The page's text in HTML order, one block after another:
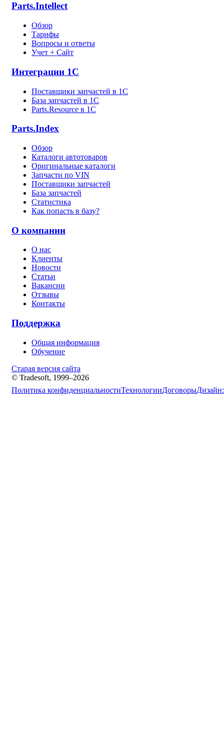
Parts.Intellect
Обзор
Тарифы
Вопросы и ответы
Учет + Сайт
Интеграции 1С
Поставщики запчастей в 1C
База запчастей в 1С
Parts.Resource в 1C
Parts.Index
Обзор
Каталоги автотоваров
Оригинальные каталоги
Запчасти по VIN
Поставщики запчастей
База запчастей
Статистика
Как попасть в базу?
О компании
О нас
Клиенты
Новости
Статьи
Вакансии
Отзывы
Контакты
Поддержка
Общая информация
Обучение
Старая версия сайта
© Tradesoft, 1999–2026
Политика конфиденциальностиТехнологииДоговорыДизайн: